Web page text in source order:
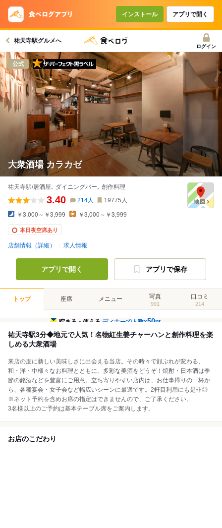
インストール アプリで開く
祐天寺駅グルメへ
ログイン
公式 ザ・パーフェクト黒ラベル
大衆酒場 カラカゼ
祐天寺駅/居酒屋､ ダイニングバー､ 創作料理
3.40 214人 19775 人
￥3,000～￥3,999 ￥3,000～￥3,999
本日夜空席あり
店舗情報（詳細） 求人情報
アプリで開く アプリで保存
トップ 座席 メニュー 写真
991
口コミ
214
貯まる・使えるディナーで人数×50pt
祐天寺駅3分◆地元で人気！名物紅生姜チャーハンと創作料理を楽
しめる大衆酒場
来店の度に新しい美味しさに出会える当店。その時々で顔ぶれが変わる、
和・洋・中様々なお料理とともに、多彩な美酒をどうぞ！焼酎・日本酒は季
節の銘酒などを豊富にご用意。立ち寄りやすい店内は、お仕事帰りの一杯か
ら、各種宴会・女子会など幅広いシーンに最適です。2軒目利用にも是非◎
※ネット予約を含めお席の指定はできませんので、ご了承ください。
3名様以上のご予約は基本テーブル席をご案内します。
お店のこだわり